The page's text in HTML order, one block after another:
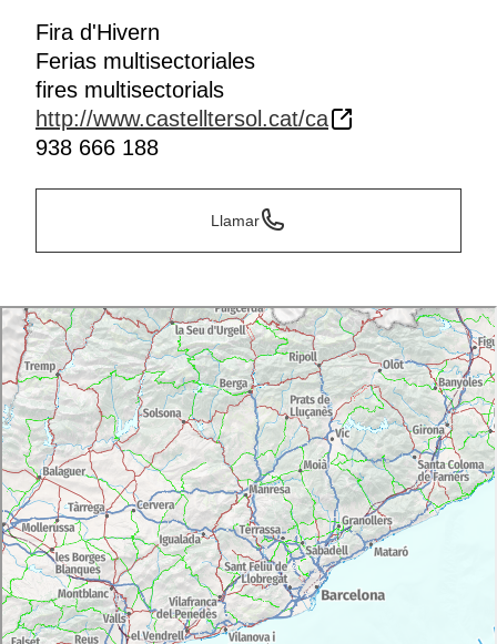
Fira d'Hivern
Ferias multisectoriales
fires multisectorials
http://www.castelltersol.cat/ca
938 666 188
Llamar